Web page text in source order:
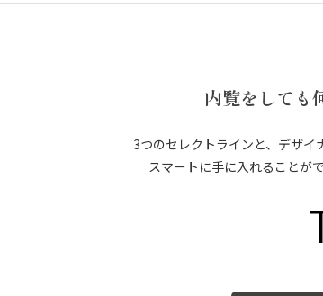
内覧をしても
3つのセレクトラインと、デザイ
スマートに手に入れることが